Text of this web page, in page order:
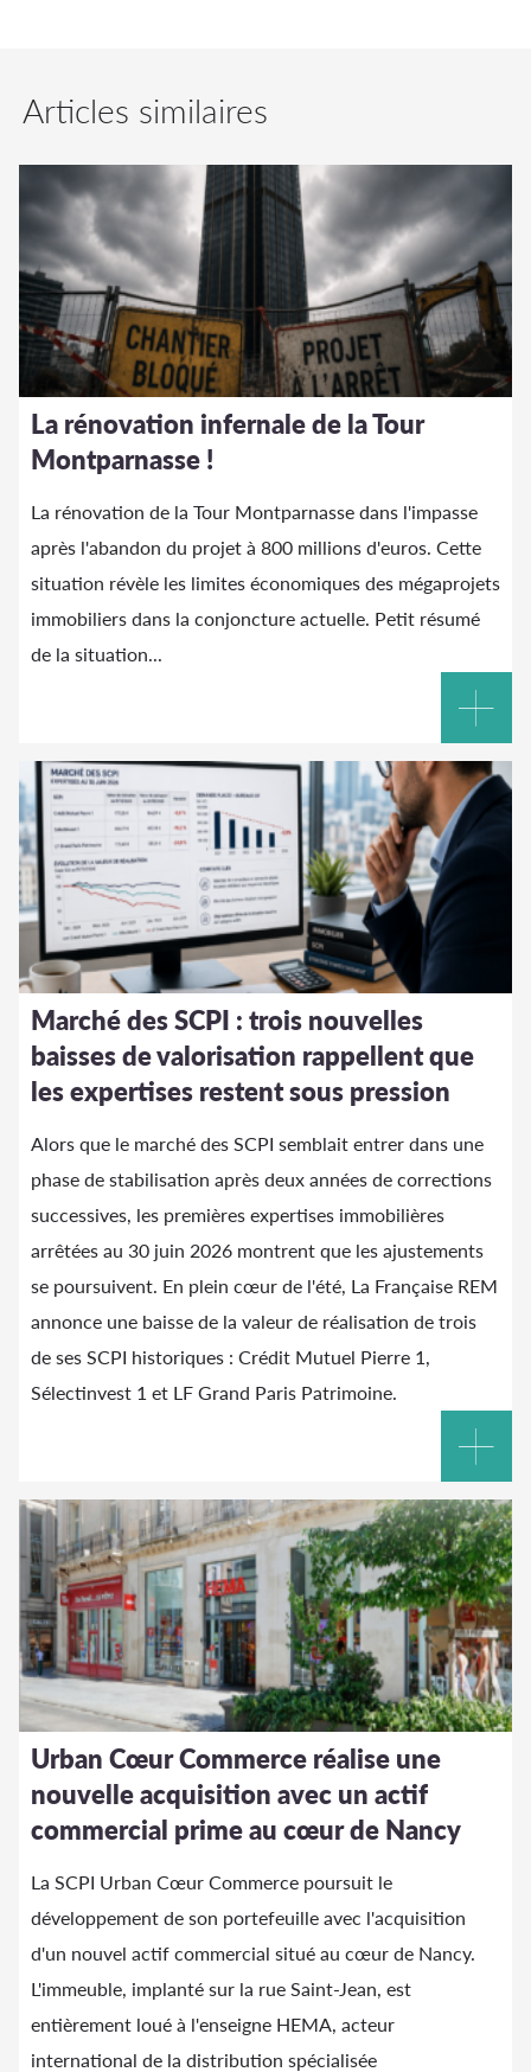
Articles similaires
La rénovation infernale de la Tour
Montparnasse !
La rénovation de la Tour Montparnasse dans l'impasse
après l'abandon du projet à 800 millions d'euros. Cette
situation révèle les limites économiques des mégaprojets
immobiliers dans la conjoncture actuelle. Petit résumé
de la situation...
Marché des SCPI : trois nouvelles
baisses de valorisation rappellent que
les expertises restent sous pression
Alors que le marché des SCPI semblait entrer dans une
phase de stabilisation après deux années de corrections
successives, les premières expertises immobilières
arrêtées au 30 juin 2026 montrent que les ajustements
se poursuivent. En plein cœur de l'été, La Française REM
annonce une baisse de la valeur de réalisation de trois
de ses SCPI historiques : Crédit Mutuel Pierre 1,
Sélectinvest 1 et LF Grand Paris Patrimoine.
Urban Cœur Commerce réalise une
nouvelle acquisition avec un actif
commercial prime au cœur de Nancy
La SCPI Urban Cœur Commerce poursuit le
développement de son portefeuille avec l'acquisition
d'un nouvel actif commercial situé au cœur de Nancy.
L'immeuble, implanté sur la rue Saint-Jean, est
entièrement loué à l'enseigne HEMA, acteur
international de la distribution spécialisée